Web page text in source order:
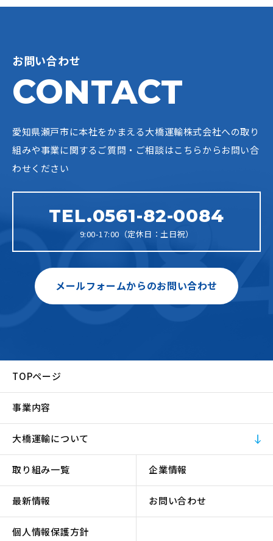
お問い合わせ
CONTACT
愛知県瀬戸市に本社をかまえる大橋運輸株式会社への取り
組みや事業に関するご質問・ご相談はこちらからお問い合
わせください
TEL.0561-82-0084
9:00-17:00（定休日：土日祝）
メールフォームからのお問い合わせ
TOPページ
事業内容
大橋運輸について
取り組み一覧 企業情報
最新情報 お問い合わせ
個人情報保護方針